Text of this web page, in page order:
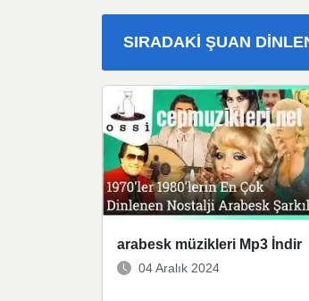
SIRADAKI ŞUAN
arabesk müzikleri Mp3 İndir
04 Aralık 2024